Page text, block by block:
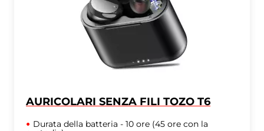
AURICOLARI SENZA FILI TOZO T6
Durata della batteria - 10 ore (45 ore con la